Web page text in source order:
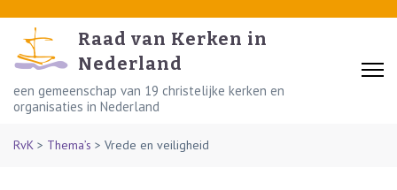
content
(Press
Enter)
Raad van Kerken in
Nederland
een gemeenschap van 19 christelijke kerken en
organisaties in Nederland
RvK > Thema’s > Vrede en veiligheid